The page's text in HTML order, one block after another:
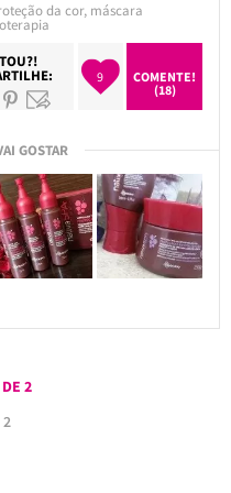
da cor, máscara
9
COMENTE!
(18)
GOSTAR
2
2